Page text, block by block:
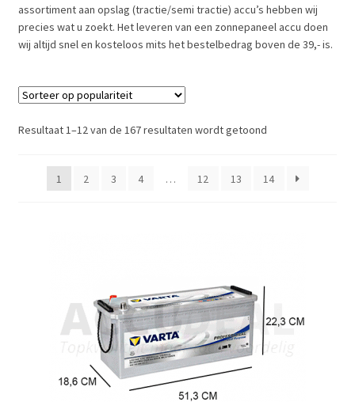
OVERIGE
RECREATIE
ELEKTR. VOER/VAARTUIGEN
STAND ALONE
TUINHUIS
REVALIDATIE & MOBILITEIT
LANDBOUW
PROFESSIONEEL GEBRUIK
assortiment aan opslag (tractie/semi tractie) accu’s hebben wij
precies wat u zoekt. Het leveren van een zonnepaneel accu doen
wij altijd snel en kosteloos mits het bestelbedrag boven de 39,- is.
Resultaat 1–12 van de 167 resultaten wordt getoond
1 2 3 4 … 12 13 14